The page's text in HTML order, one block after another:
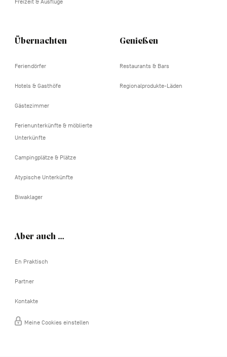
Übernachten
Feriendörfer
Hotels & Gasthöfe
Gästezimmer
Ferienunterkünfte & möblierte
Unterkünfte
Campingplätze & Plätze
Atypische Unterkünfte
Biwaklager
Genießen
Restaurants & Bars
Regionalprodukte-Läden
Aber auch …
En Praktisch
Partner
Kontakte
Meine Cookies einstellen